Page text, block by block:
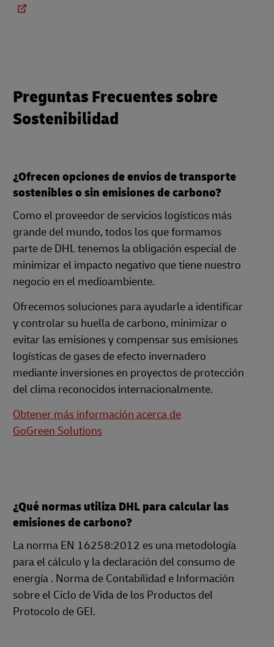
Preguntas Frecuentes sobre
Sostenibilidad
¿Ofrecen opciones de envíos de transporte
sostenibles o sin emisiones de carbono?
Como el proveedor de servicios logísticos más
grande del mundo, todos los que formamos
parte de DHL tenemos la obligación especial de
minimizar el impacto negativo que tiene nuestro
negocio en el medioambiente.
Ofrecemos soluciones para ayudarle a identificar
y controlar su huella de carbono, minimizar o
evitar las emisiones y compensar sus emisiones
logísticas de gases de efecto invernadero
mediante inversiones en proyectos de protección
del clima reconocidos internacionalmente.
Obtener más información acerca de
GoGreen Solutions
¿Qué normas utiliza DHL para calcular las
emisiones de carbono?
La norma EN 16258:2012 es una metodología
para el cálculo y la declaración del consumo de
energía . Norma de Contabilidad e Información
sobre el Ciclo de Vida de los Productos del
Protocolo de GEI.